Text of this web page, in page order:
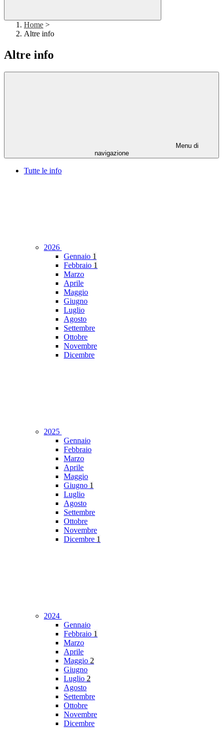
Home >
Altre info
Altre info
Menu di
navigazione
Tutte le info
2026
Gennaio 1
Febbraio 1
Marzo
Aprile
Maggio
Giugno
Luglio
Agosto
Settembre
Ottobre
Novembre
Dicembre
2025
Gennaio
Febbraio
Marzo
Aprile
Maggio
Giugno 1
Luglio
Agosto
Settembre
Ottobre
Novembre
Dicembre 1
2024
Gennaio
Febbraio 1
Marzo
Aprile
Maggio 2
Giugno
Luglio 2
Agosto
Settembre
Ottobre
Novembre
Dicembre